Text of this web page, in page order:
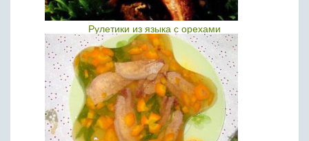
Рулетики из языка с орехами